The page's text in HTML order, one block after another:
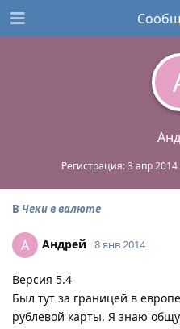
Регистрация:3 апр 2014
В Чеки в валюте
А Андрей 8 янв 2014
Версия 5.4
Был тут за границей в
рублевой карты. Я знаю